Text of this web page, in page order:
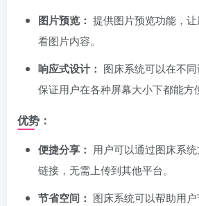
图片预览： 提供图片预览功能，
看图片内容。
响应式设计： 图床系统可以在不
保证用户在各种屏幕大小下都能方
优势：
便捷分享： 用户可以通过图床系
链接，无需上传到其他平台。
节省空间： 图床系统可以帮助用